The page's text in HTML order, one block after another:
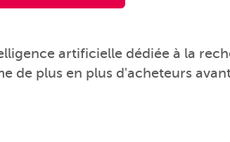
artificielle dédiée à la
de plus en plus d'acheteurs